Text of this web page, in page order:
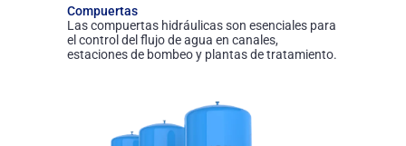
Compuertas
Las compuertas hidráulicas son esenciales para
el control del flujo de agua en canales,
estaciones de bombeo y plantas de tratamiento.